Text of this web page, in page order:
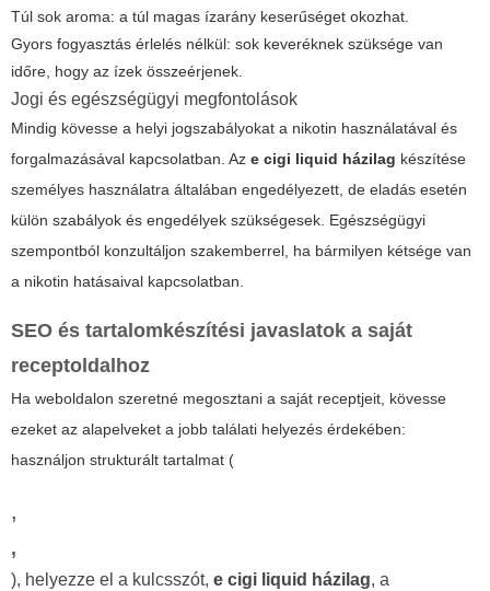
Túl sok aroma: a túl magas ízarány keserűséget okozhat.
Gyors fogyasztás érlelés nélkül: sok keveréknek szüksége van
időre, hogy az ízek összeérjenek.
Jogi és egészségügyi megfontolások
Mindig kövesse a helyi jogszabályokat a nikotin használatával és
forgalmazásával kapcsolatban. Az e cigi liquid házilag készítése
személyes használatra általában engedélyezett, de eladás esetén
külön szabályok és engedélyek szükségesek. Egészségügyi
szempontból konzultáljon szakemberrel, ha bármilyen kétsége van
a nikotin hatásaival kapcsolatban.
SEO és tartalomkészítési javaslatok a saját
receptoldalhoz
Ha weboldalon szeretné megosztani a saját receptjeit, kövesse
ezeket az alapelveket a jobb találati helyezés érdekében:
használjon strukturált tartalmat (
,
,
), helyezze el a kulcsszót, e cigi liquid házilag, a